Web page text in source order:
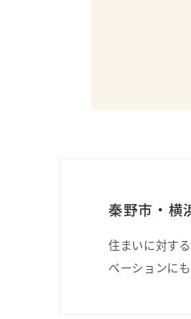
秦野市・横
住まいに対す
ベーションに